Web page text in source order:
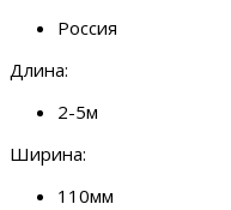
Россия
Длина:
2-5м
Ширина:
110мм